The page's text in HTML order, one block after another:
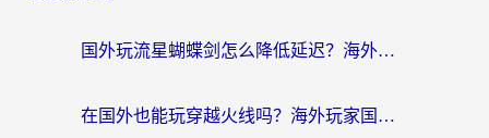
国外玩流星蝴蝶剑怎么降低延迟？海外党必看的加速秘籍（含欧洲鸣潮&彩虹岛优化攻略）
在国外也能玩穿越火线吗？海外玩家国服游戏畅玩终极指南